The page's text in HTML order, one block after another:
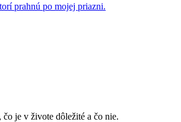
prahnú po mojej priazni.
čo je v živote dôležité a čo nie.